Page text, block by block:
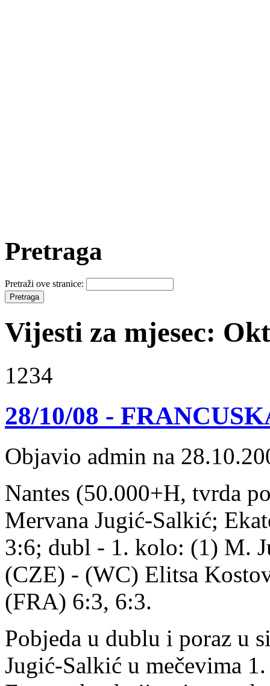
Pretraga
Pretraži ove stranice:
Vijesti za mjesec:
1234
28/10/08 -
Objavio admin na
Nantes (50.000+H, tvrda
Mervana Jugić-Salkić;
3:6; dubl - 1. kolo: (1) M.
(CZE) - (WC) Elitsa
(FRA) 6:3, 6:3.
Pobjeda u dublu i poraz u
Jugić-Salkić u mečevima